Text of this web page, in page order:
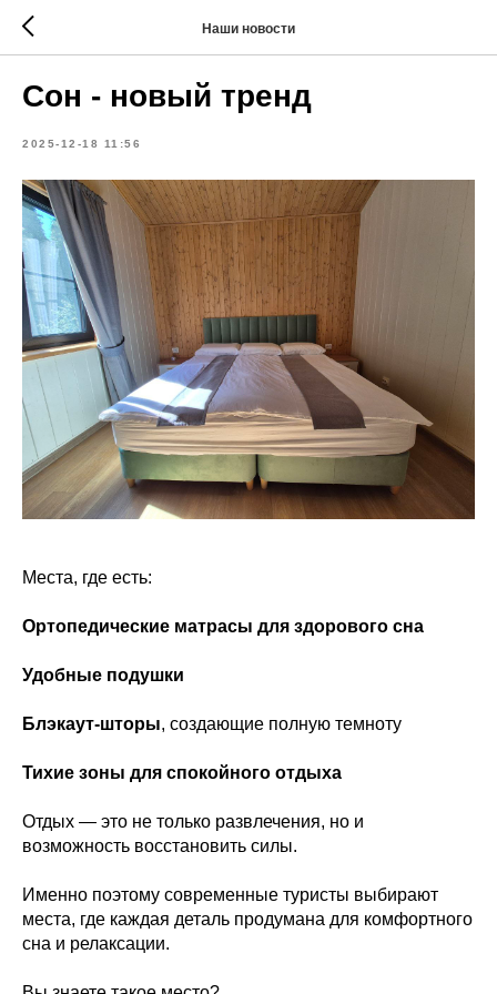
Наши новости
Сон - новый тренд
2025-12-18 11:56
Места, где есть:
Ортопедические матрасы для здорового сна
Удобные подушки
Блэкаут-шторы, создающие полную темноту
Тихие зоны для спокойного отдыха
Отдых — это не только развлечения, но и
возможность восстановить силы.
Именно поэтому современные туристы выбирают
места, где каждая деталь продумана для комфортного
сна и релаксации.